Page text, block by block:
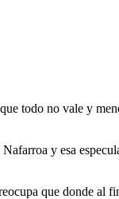
todo no vale y
y esa
que donde al